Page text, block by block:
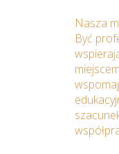
Nasza
Być